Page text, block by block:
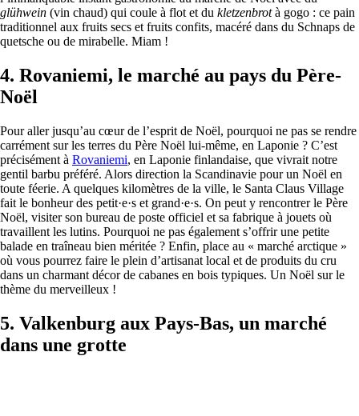
glühwein (vin chaud) qui coule à flot et du kletzenbrotà gogo : ce pain
traditionnel aux fruits secs et fruits confits, macéré dans du Schnaps de
quetsche ou de mirabelle. Miam !
4. Rovaniemi, le marché au pays du Père-
Noël
Pour aller jusqu’au cœur de l’esprit de Noël, pourquoi ne pas se rendre
carrément sur les terres du Père Noël lui-même, en Laponie ? C’est
précisément à Rovaniemi, en Laponie finlandaise, que vivrait notre
gentil barbu préféré. Alors direction la Scandinavie pour un Noël en
toute féerie. A quelques kilomètres de la ville, le Santa Claus Village
fait le bonheur des petit·e·s et grand·e·s. On peut y rencontrer le Père
Noël, visiter son bureau de poste officiel et sa fabrique à jouets où
travaillent les lutins. Pourquoi ne pas également s’offrir une petite
balade en traîneau bien méritée ? Enfin, place au « marché arctique »
où vous pourrez faire le plein d’artisanat local et de produits du cru
dans un charmant décor de cabanes en bois typiques. Un Noël sur le
thème du merveilleux !
5. Valkenburg aux Pays-Bas, un marché
dans une grotte